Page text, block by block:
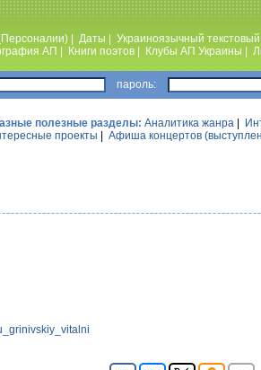
Даты Украиноязычный
АП Книги поэтов Клубы АП Украины
пароль:
полезные разделы: Аналитика жанра
проекты Афиша концертов